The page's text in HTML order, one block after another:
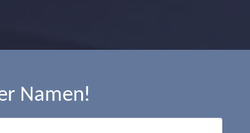
Namen!